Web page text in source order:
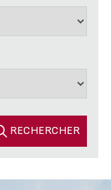
RECHERCHER